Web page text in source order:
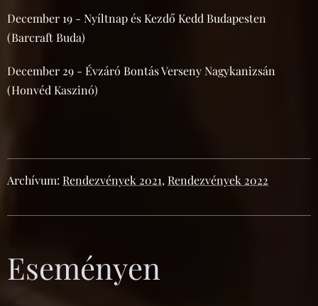
December 19 - Nyíltnap és Kezdő Kedd Budapesten
(Barcraft Buda)
December 29 - Évzáró Bontás Verseny Nagykanizsán
(Honvéd Kaszinó)
Archívum: Rendezvények 2021, Rendezvények 2022
Eseményen